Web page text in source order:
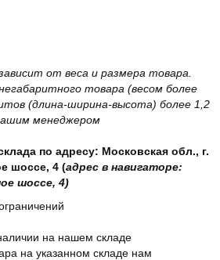
от веса и размера товара.
товара (весом более
(длина-ширина-высота) более 1,2
менеджером
по адресу: Московская обл., г.
шоссе, 4 (адрес в навигаторе:
шоссе, 4)
на нашем складе
на указанном складе нам